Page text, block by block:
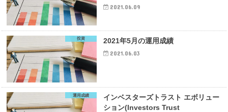
2021.06.09
投資 2021年5月の運用成績
2021.06.03
運用成績
インベスターズトラスト エボリュー
ション(Investors Trust